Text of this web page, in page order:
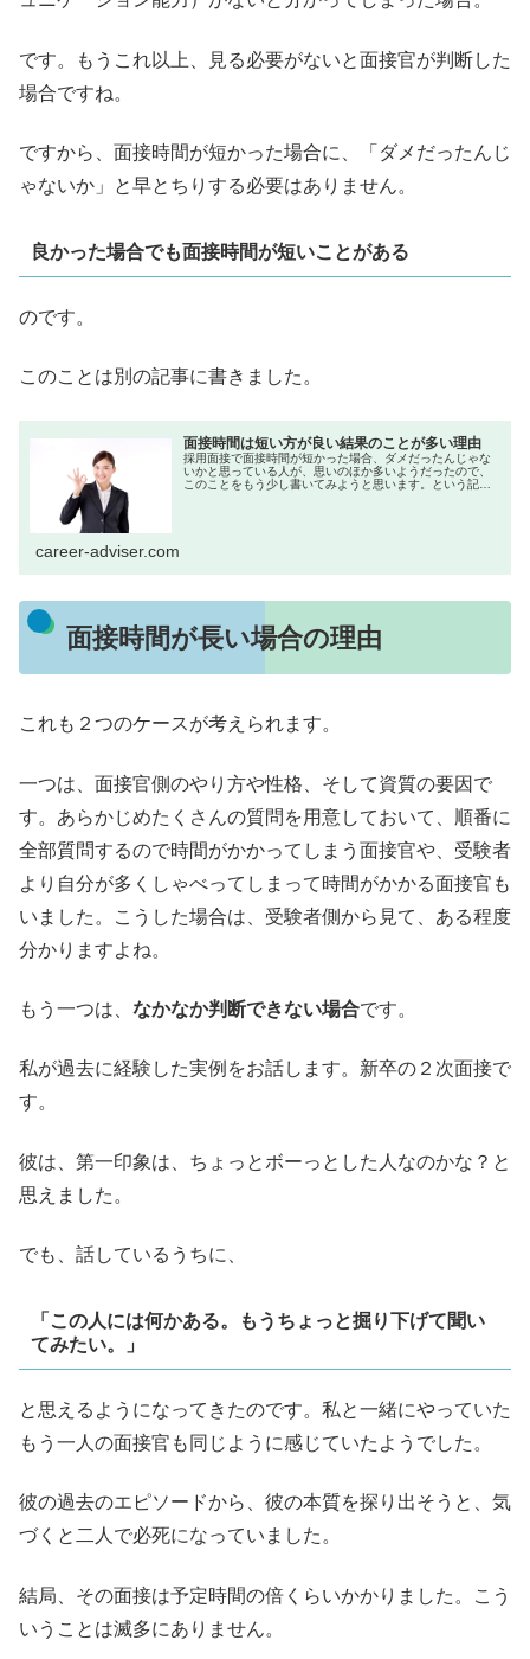
です。もうこれ以上、見る必要がないと面接官が判断した
場合ですね。
ですから、面接時間が短かった場合に、「ダメだったんじ
ゃないか」と早とちりする必要はありません。
良かった場合でも面接時間が短いことがある
のです。
このことは別の記事に書きました。
面接時間は短い方が良い結果のことが多い理由
採用面接で面接時間が短かった場合、ダメだったんじゃな
いかと思っている人が、思いのほか多いようだったので、
このことをもう少し書いてみようと思います。という記事
career-adviser.com
面接時間が長い場合の理由
これも２つのケースが考えられます。
一つは、面接官側のやり方や性格、そして資質の要因で
す。あらかじめたくさんの質問を用意しておいて、順番に
全部質問するので時間がかかってしまう面接官や、受験者
より自分が多くしゃべってしまって時間がかかる面接官も
いました。こうした場合は、受験者側から見て、ある程度
分かりますよね。
もう一つは、 なかなか判断できない場合です。
私が過去に経験した実例をお話します。新卒の２次面接で
す。
彼は、第一印象は、ちょっとボーっとした人なのかな？と
思えました。
でも、話しているうちに、
「 この人には何かある。もうちょっと掘り下げて聞い
てみたい。」
と思えるようになってきたのです。私と一緒にやっていた
もう一人の面接官も同じように感じていたようでした。
彼の過去のエピソードから、彼の本質を探り出そうと、気
づくと二人で必死になっていました。
結局、その面接は予定時間の倍くらいかかりました。こう
いうことは滅多にありません。